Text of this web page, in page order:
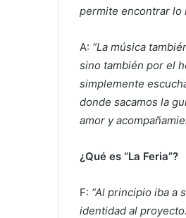
permite encontrar lo
A: “La música
sino también por el
simplemente
donde sacamos la
amor y
¿Qué es “La Feria”?
F: “Al principio iba a
identidad al